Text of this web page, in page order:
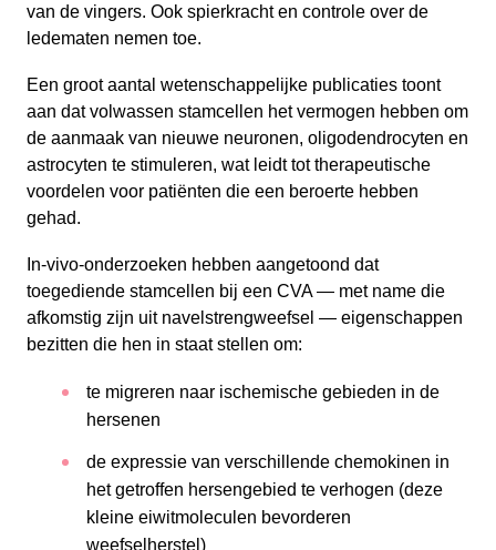
van de vingers. Ook spierkracht en controle over de
ledematen nemen toe.
Een groot aantal wetenschappelijke publicaties toont
aan dat volwassen stamcellen het vermogen hebben om
de aanmaak van nieuwe neuronen, oligodendrocyten en
astrocyten te stimuleren, wat leidt tot therapeutische
voordelen voor patiënten die een beroerte hebben
gehad.
In-vivo-onderzoeken hebben aangetoond dat
toegediende stamcellen bij een CVA — met name die
afkomstig zijn uit navelstrengweefsel — eigenschappen
bezitten die hen in staat stellen om:
te migreren naar ischemische gebieden in de
hersenen
de expressie van verschillende chemokinen in
het getroffen hersengebied te verhogen (deze
kleine eiwitmoleculen bevorderen
weefselherstel)